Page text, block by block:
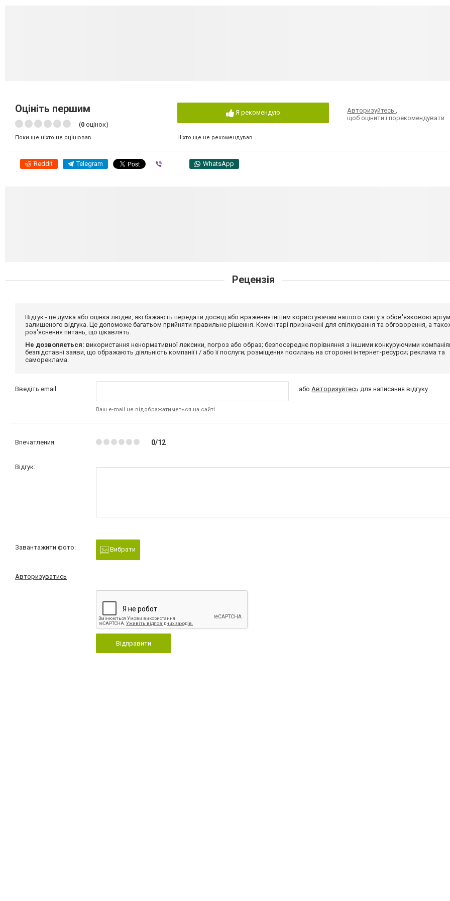
Оцініть першим
(0 оцінок)
Поки ще ніхто не оцінював
Я рекомендую
Ніхто ще не рекомендував
Авторизуйтесь,
щоб оцінити і порекомендувати
Reddit Telegram WhatsApp
Рецензія
Відгук - це думка або оцінка людей, які бажають передати досвід або враження іншим користувачам нашого сайту з обов'язковою
залишеного відгука. Це допоможе багатьом прийняти правильне рішення. Коментарі призначені для спілкування та обговорення, а
роз'яснення питань, що цікавлять.
Не дозволяється: використання ненормативної лексики, погроз або образ; безпосереднє порівняння з іншими конкуруючими
безпідставні заяви, що ображають діяльність компанії і / або її послуги; розміщення посилань на сторонні інтернет-ресурси; реклама та
самореклама.
Введіть email:
Ваш e-mail не відображатиметься на сайті
або Авторизуйтесь для написання відгуку
Впечатления 0/12
Відгук:
Завантажити фото: Вибрати
Авторизуватись
Відправити